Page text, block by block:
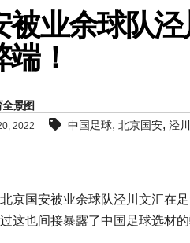
被业余球队
！
景图
2022 中国足球, 北京国安, 泾
京国安被业余球队泾川文汇在
这也间接暴露了中国足球选材